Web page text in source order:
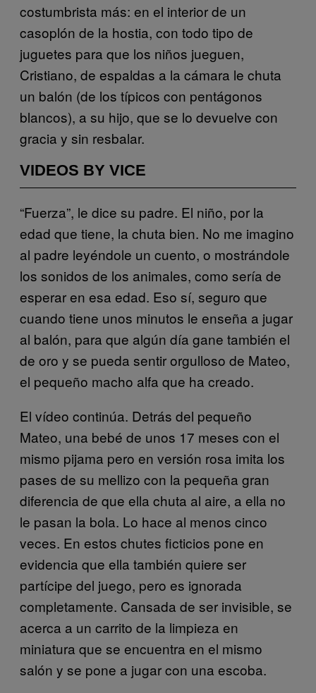
costumbrista más: en el interior de un
casoplón de la hostia, con todo tipo de
juguetes para que los niños jueguen,
Cristiano, de espaldas a la cámara le chuta
un balón (de los típicos con pentágonos
blancos), a su hijo, que se lo devuelve con
gracia y sin resbalar.
VIDEOS BY VICE
“Fuerza”, le dice su padre. El niño, por la
edad que tiene, la chuta bien. No me imagino
al padre leyéndole un cuento, o mostrándole
los sonidos de los animales, como sería de
esperar en esa edad. Eso sí, seguro que
cuando tiene unos minutos le enseña a jugar
al balón, para que algún día gane también el
de oro y se pueda sentir orgulloso de Mateo,
el pequeño macho alfa que ha creado.
El vídeo continúa. Detrás del pequeño
Mateo, una bebé de unos 17 meses con el
mismo pijama pero en versión rosa imita los
pases de su mellizo con la pequeña gran
diferencia de que ella chuta al aire, a ella no
le pasan la bola. Lo hace al menos cinco
veces. En estos chutes ficticios pone en
evidencia que ella también quiere ser
partícipe del juego, pero es ignorada
completamente. Cansada de ser invisible, se
acerca a un carrito de la limpieza en
miniatura que se encuentra en el mismo
salón y se pone a jugar con una escoba.